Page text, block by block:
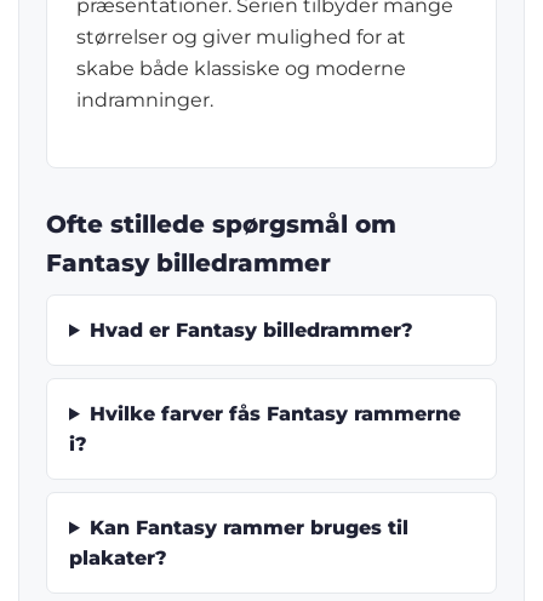
præsentationer. Serien tilbyder mange
størrelser og giver mulighed for at
skabe både klassiske og moderne
indramninger.
Ofte stillede spørgsmål om
Fantasy billedrammer
Hvad er Fantasy billedrammer?
Hvilke farver fås Fantasy rammerne
i?
Kan Fantasy rammer bruges til
plakater?